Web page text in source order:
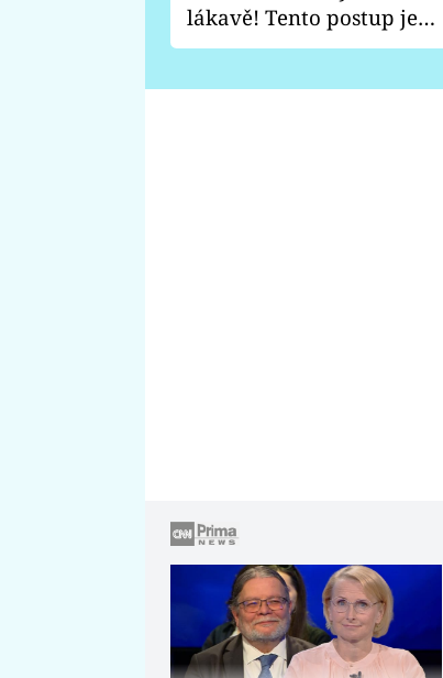
lákavě! Tento postup je
vhodný jen pro některé